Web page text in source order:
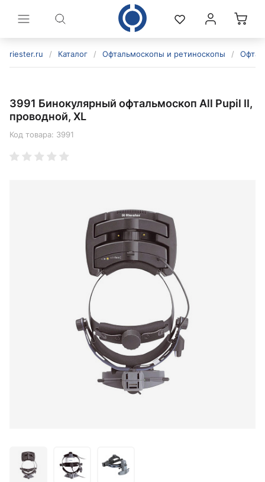
riester.ru / Каталог / Офтальмоскопы и ретиноскопы /
3991 Бинокулярный офтальмоскоп All Pupil II,
проводной, XL
Код товара: 3991
политикой конфиденциальности